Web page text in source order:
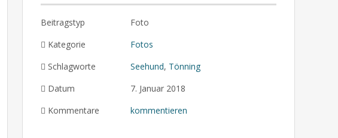
Beitragstyp
Foto
Kategorie
Fotos
Schlagworte
Seehund, Tönning
Datum
7. Januar 2018
Kommentare
kommentieren